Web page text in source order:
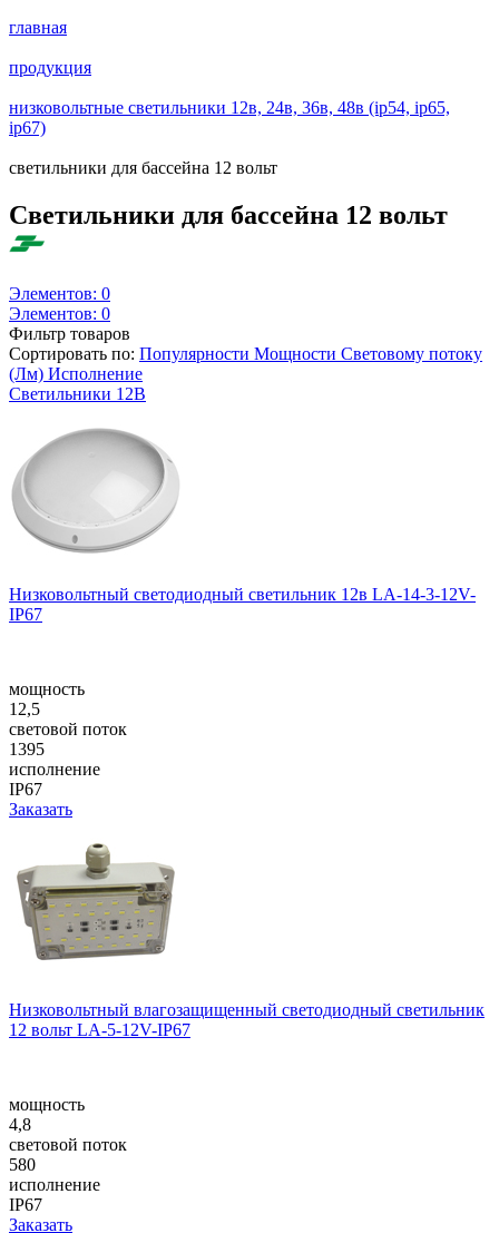
главная
продукция
низковольтные светильники 12в, 24в, 36в, 48в (ip54, ip65,
ip67)
светильники для бассейна 12 вольт
Светильники для бассейна 12 вольт
Элементов: 0
Элементов: 0
Фильтр товаров
Сортировать по: Популярности Мощности Световому потоку
(Лм) Исполнение
Светильники 12В
Низковольтный светодиодный светильник 12в LA-14-3-12V-
IP67
мощность
12,5
световой поток
1395
исполнение
IP67
Заказать
Низковольтный влагозащищенный светодиодный светильник
12 вольт LA-5-12V-IP67
мощность
4,8
световой поток
580
исполнение
IP67
Заказать